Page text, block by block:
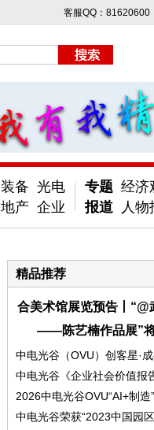
客服QQ：81620600
装备 光电
地产 企业
专题
报道
经济
人物
精品推荐
合美术馆展览预告丨“@
——陈艺楠作品展”
中电光谷（OVU）创客星·
中电光谷《企业社会价值报
2026中电光谷OVU“AI+制造
中电光谷荣获“2023中国园